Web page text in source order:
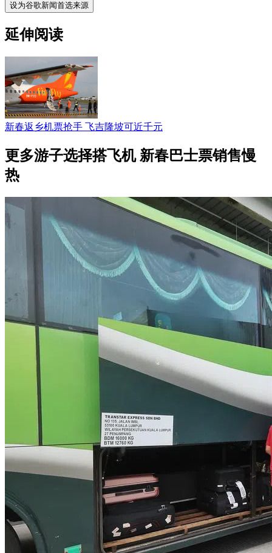
设为谷歌新闻首选来源
延伸阅读
新春返乡机票抢手 飞吉隆坡可近千元
更多游子选择搭飞机 新春巴士票销售慢
热